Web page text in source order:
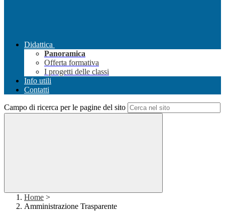
Didattica
Panoramica
Offerta formativa
I progetti delle classi
Info utili
Contatti
Campo di ricerca per le pagine del sito
Home >
Amministrazione Trasparente